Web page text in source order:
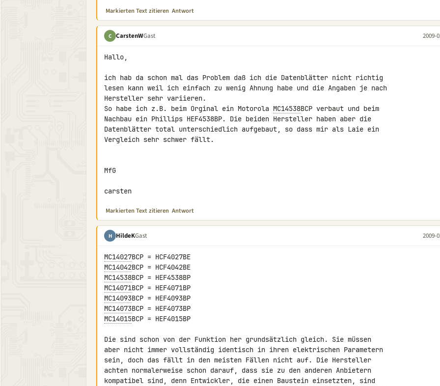
Markierten Text zitieren Antwort
C CarstenWGast 2009-
Hallo,
ich hab da schon mal das Problem daß ich die Datenblätter nicht richtig
lesen kann weil ich einfach zu wenig Ahnung habe und die Angaben je nach
Hersteller sehr variieren.
So habe ich z.B. beim Orginal ein Motorola MC14538BCP verbaut und beim
Nachbau ein Phillips HEF4538BP. Die beiden Hersteller haben aber die
Datenblätter total unterschiedlich aufgebaut, so dass mir als Laie ein
Vergleich sehr schwer fällt.
MfG
carsten
Markierten Text zitieren Antwort
H HildeKGast 2009-
MC14027
MC14042
MC14538
MC14071
MC14093
MC14073
MC14015BCP = HEF4015BP
Die sind schon von der Funktion her grundsätzlich gleich. Sie müssen
aber nicht immer vollständig identisch in ihren elektrischen Parametern
sein, doch das fällt in den meisten Fällen nicht auf. Die Hersteller
achten normalerweise schon darauf, dass sie zu den anderen Anbietern
kompatibel sind, denn Entwickler, die einen Baustein einsetzten, sind